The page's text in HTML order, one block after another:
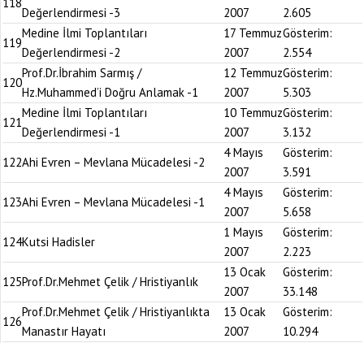
Değerlendirmesi -3
2007
2.605
119
Medine İlmi Toplantıları
Değerlendirmesi -2
17 Temmuz
2007
Gösterim:
2.554
120
Prof.Dr.İbrahim Sarmış /
Hz.Muhammed’i Doğru Anlamak -1
12 Temmuz
2007
Gösterim:
5.303
121
Medine İlmi Toplantıları
Değerlendirmesi -1
10 Temmuz
2007
Gösterim:
3.132
122Ahi Evren – Mevlana Mücadelesi -2
4 Mayıs
2007
Gösterim:
3.591
123Ahi Evren – Mevlana Mücadelesi -1
4 Mayıs
2007
Gösterim:
5.658
124Kutsi Hadisler
1 Mayıs
2007
Gösterim:
2.223
125Prof.Dr.Mehmet Çelik / Hristiyanlık
13 Ocak
2007
Gösterim:
33.148
126
Prof.Dr.Mehmet Çelik / Hristiyanlıkta
Manastır Hayatı
13 Ocak
2007
Gösterim:
10.294